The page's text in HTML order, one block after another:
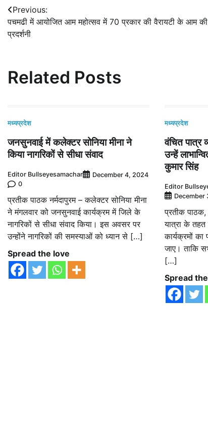
Post
navigation
Previous:
पचमढी में आयोजित आम महोत्‍सव में 70 प्रकार की वैरायटी के आम
प्रदर्शनी
Related Posts
मध्यप्रदेश
जनसुनवाई में कलेक्टर सोनिया मीना ने
किया नागरिकों से सीधा संवाद
Editor Bullseyesamachar
December 4, 2024
0
प्रतीक पाठक नर्मदापुरम – कलेक्टर सोनिया मीना
ने मंगलवार को जनसुनवाई कार्यक्रम में जिले के
नागरिकों से सीधा संवाद किया। इस अवसर पर
उन्होंने नागरिकों की समस्याओं को ध्यान से […]
Spread the love
मध्यप्रदेश
वंचित पात्र
उन्हें
कुमार सिंह
Editor
December
प्रतीक पाठक,
यात्रा के तहत
कार्यक्रमों
जाए। ताकि
[…]
Spread